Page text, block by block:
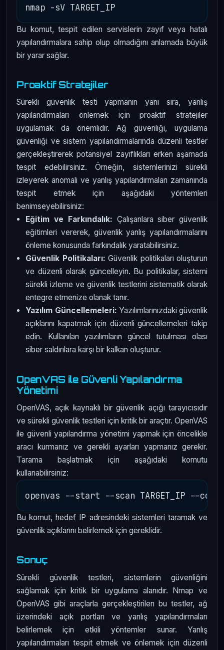
Bu komut, tespit edilen servislerin zayıf veya hatalı
yapılandırmalara sahip olup olmadığını anlamada büyük
bir yarar sağlar.
Proaktif Stratejiler
Sürekli güvenlik testi yapmanın yanı sıra, yanlış
yapılandırmaları önlemek için proaktif stratejiler
uygulamak da önemlidir. Ağ güvenliği, uygulama
güvenliği ve sistem yapılandırmalarında düzenli testler
gerçekleştirerek potansiyel zayıflıkları erken aşamada
tespit edebilirsiniz. Örneğin, sistemlerinizi sürekli
izleyerek anomali ve yanlış yapılandırmaları zamanında
tespit etmek için aşağıdaki yöntemleri
benimseyebilirsiniz:
Eğitim ve Farkındalık: Çalışanlara siber güvenlik
eğitimleri vererek, güvenlik yanlış yapılandırmalarını
önleme konusunda farkındalık yaratabilirsiniz.
Güvenlik Politikaları: Güvenlik politikaları oluşturun
ve düzenli olarak güncelleyin. Bu politikalar, sistemi
sürekli izleme ve güvenlik testlerini sistematik olarak
entegre etmenize olanak tanır.
Yazılım Güncellemeleri: Yazılımlarınızdaki güvenlik
açıklarını kapatmak için düzenli güncellemeleri takip
edin. Kullanılan yazılımların güncel tutulması olası
siber saldırılara karşı bir kalkan oluşturur.
OpenVAS ile Güvenli Yapılandırma
Yönetimi
OpenVAS, açık kaynaklı bir güvenlik açığı tarayıcısıdır
ve sürekli güvenlik testleri için kritik bir araçtır. OpenVAS
ile güvenli yapılandırma yönetimi yapmak için öncelikle
aracı kurmanız ve gerekli ayarları yapmanız gerekir.
Tarama başlatmak için aşağıdaki komutu
kullanabilirsiniz:
Bu komut, hedef IP adresindeki sistemleri taramak ve
güvenlik açıklarını belirlemek için gereklidir.
Sonuç
Sürekli güvenlik testleri, sistemlerin güvenliğini
sağlamak için kritik bir uygulama alanıdır. Nmap ve
OpenVAS gibi araçlarla gerçekleştirilen bu testler, ağ
üzerindeki açık portları ve yanlış yapılandırmaları
belirlemek için etkili yöntemler sunar. Yanlış
yapılandırmaları tespit etmek ve önlemek için düzenli